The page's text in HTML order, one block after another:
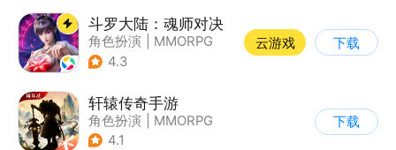
斗罗大陆：魂师对决
角色扮演
MMORPG
| 奇幻
4.3
云游戏 下载
轩辕传奇手游
角色扮演
MMORPG
| 神话
4.1
下载